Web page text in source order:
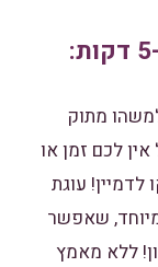
עוגת שוקולד קוקוס חלומית ב-5 דקות:
מתוק
לכם זמן או
עוגת
שאפשר
נכון! ללא מאמץ